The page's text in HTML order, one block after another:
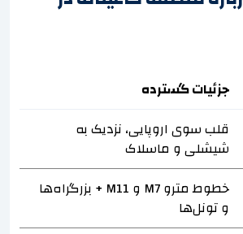
جزئیات گسترده
قلب سوی اروپایی، نزدیک به
شیشلی و ماسلاک
خطوط مترو M7 و M11 + بزرگراه‌ها
و تونل‌ها